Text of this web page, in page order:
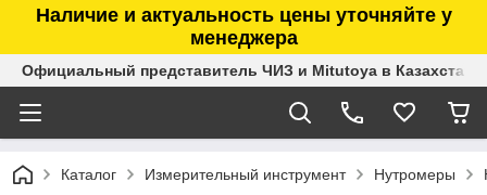
Наличие и актуальность цены уточняйте у
менеджера
Официальный представитель ЧИЗ и Mitutoya в Казахстане
Каталог Измерительный инструмент Нутромеры